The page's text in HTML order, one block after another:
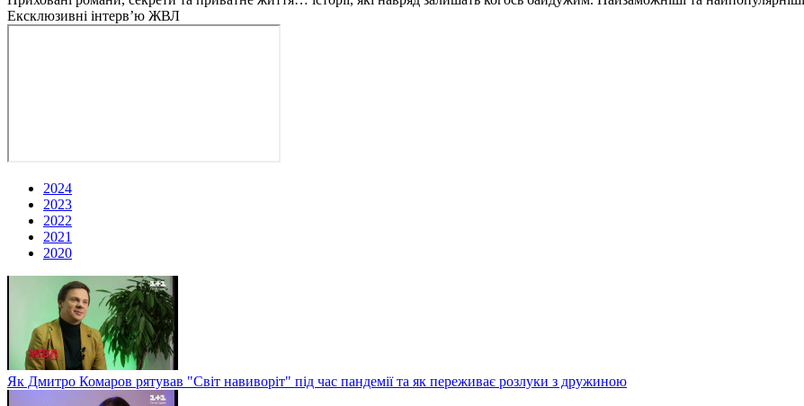
Ексклюзивні інтерв’ю ЖВЛ
2024
2023
2022
2021
2020
Як Дмитро Комаров рятував "Світ навиворіт" під час пандемії та як переживає розлуки з дружиною